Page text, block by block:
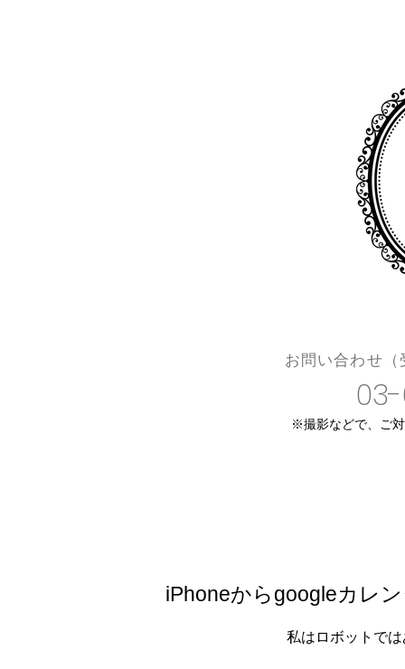
お問い合わせ
※撮影などで、ご
iPhoneからgoogleカレ
私はロボットで